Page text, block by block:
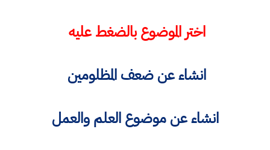
اختر الموضوع بالضغط عليه
انشاء عن ضعف المظلومين
انشاء عن موضوع العلم والعمل